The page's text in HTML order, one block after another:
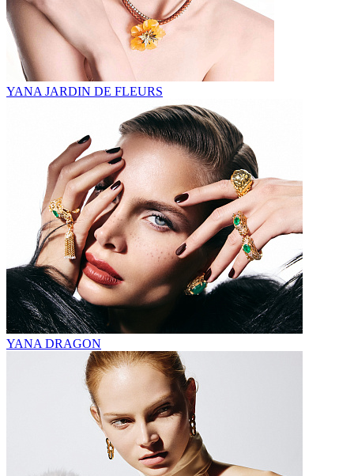
YANA JARDIN DE FLEURS
YANA DRAGON